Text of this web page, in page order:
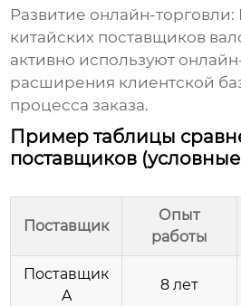
Развитие онлайн-торговли:
китайских поставщиков
активно используют
расширения клиентской
процесса заказа.
Пример таблицы
поставщиков
Поставщик
Опыт
работы
Поставщик
A
8 лет